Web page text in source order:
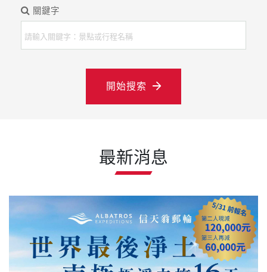
關鍵字
開始搜索
最新消息